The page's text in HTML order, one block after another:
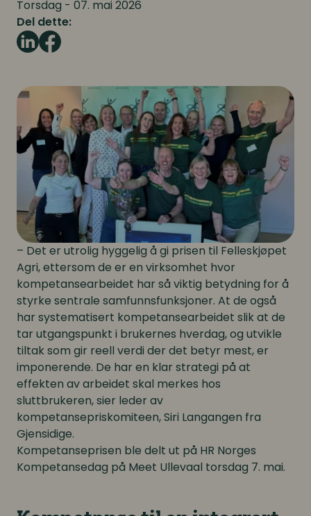
Torsdag - 07. mai 2026
Del dette:
– Det er utrolig hyggelig å gi prisen til Felleskjøpet
Agri, ettersom de er en virksomhet hvor
kompetansearbeidet har så viktig betydning for å
styrke sentrale samfunnsfunksjoner. At de også
har systematisert kompetansearbeidet slik at de
tar utgangspunkt i brukernes hverdag, og utvikle
tiltak som gir reell verdi der det betyr mest, er
imponerende. De har en klar strategi på at
effekten av arbeidet skal merkes hos
sluttbrukeren, sier leder av
kompetansepriskomiteen, Siri Langangen fra
Gjensidige.
Kompetanseprisen ble delt ut på HR Norges
Kompetansedag på Meet Ullevaal torsdag 7. mai.